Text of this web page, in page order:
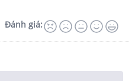
Đánh giá: